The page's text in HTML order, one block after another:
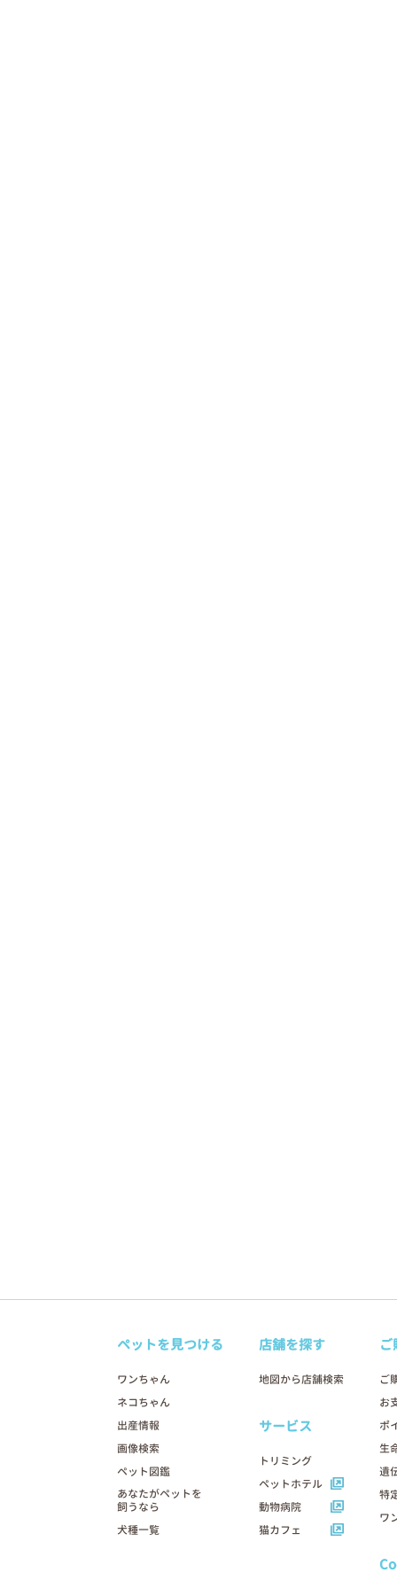
ペットを見つける
ワンちゃん
ネコちゃん
出産情報
画像検索
ペット図鑑
あなたがペットを
飼うなら
犬種一覧
店舗を探す
地図から店舗検索
サービス
トリミング
ペットホテル
動物病院
猫カフェ
ご
お
ポ
生
遺
特
ワ